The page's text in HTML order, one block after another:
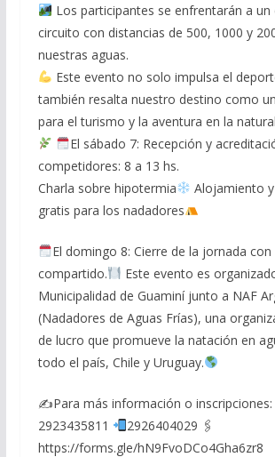
Los participantes se enfrentarán a un
circuito con distancias de 500, 1000 y
nuestras aguas.
Este evento no solo impulsa el
también resalta nuestro destino como
para el turismo y la aventura en la
El sábado 7: Recepción y
competidores: 8 a 13 hs.
Charla sobre hipotermia
Alojamiento
gratis para los nadadores
El domingo 8: Cierre de la jornada
compartido.
Este evento es
Municipalidad de Guaminí junto a NAF
(Nadadores de Aguas Frías), una
de lucro que promueve la natación en
todo el país, Chile y Uruguay.
✍Para más información o inscripciones:
2923435811
2926404029 🖇
https://forms.gle/hN9FvoDCo4Gha6zr8